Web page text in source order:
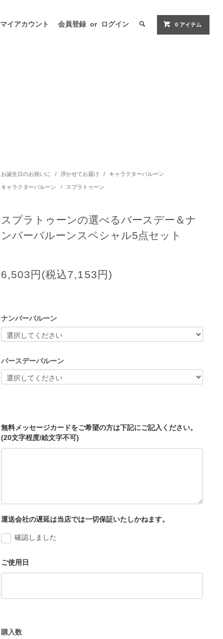
マイアカウント 会員登録 or ログイン 0 アイテム
お誕生日のお祝いに / 浮かせてお届け / キャラクターバルーン
キャラクターバルーン / スプラトゥーン
スプラトゥーンの選べるバースデー＆ナ
ンバーバルーンスペシャル5点セット
6,503円(税込7,153円)
ナンバーバルーン
バースデーバルーン
無料メッセージカードをご希望の方は下記にご記入ください。
(20文字程度/絵文字不可)
運送会社の遅延は当店では一切保証いたしかねます。
確認しました
ご使用日
購入数